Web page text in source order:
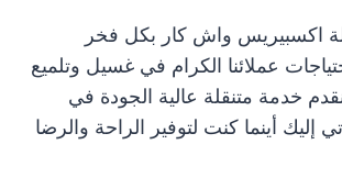
اكسبيريس واش كار بكل فخر
عملائنا الكرام في غسيل وتلميع
خدمة متنقلة عالية الجودة في
إليك أينما كنت لتوفير الراحة والرضا